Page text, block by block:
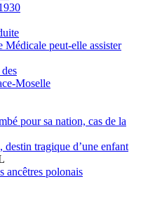
Médicale peut-elle assister
Moselle
pour sa nation, cas de la
tragique d’une enfant
ancêtres polonais